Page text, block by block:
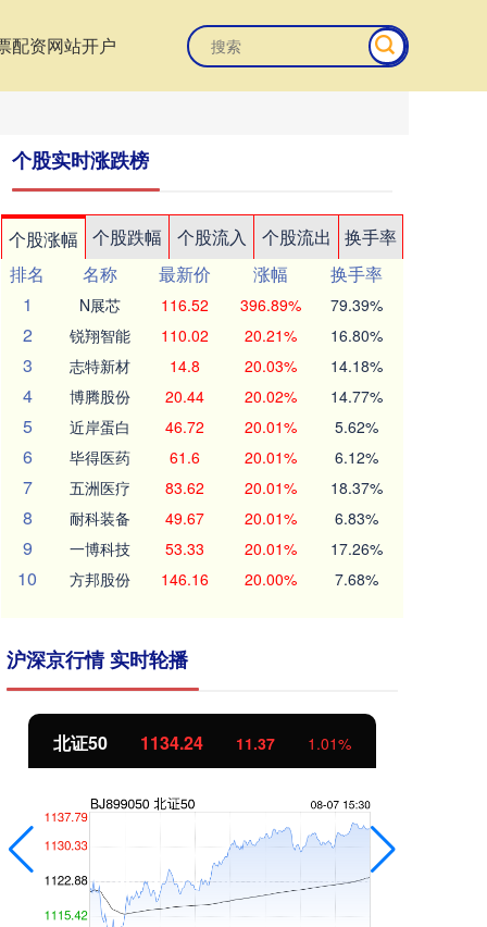
配资网站开户
个股实时涨跌榜
个股涨幅 个股跌幅 个股流入 个股流出
换手率
排名
名称 最新价 涨幅
换手率
1
N展芯 116.52 396.89% 79.39%
2 锐翔智能 110.02 20.21% 16.80%
3 志特新材 14.8 20.03% 14.18%
4 博腾股份 20.44 20.02% 14.77%
5 近岸蛋白 46.72 20.01% 5.62%
6 毕得医药 61.6 20.01% 6.12%
7 五洲医疗 83.62 20.01% 18.37%
8 耐科装备 49.67 20.01% 6.83%
9 一博科技 53.33 20.01% 17.26%
10 方邦股份 146.16 20.00% 7.68%
沪深京行情 实时轮播
北证50 1134.24 11.37 1.01%